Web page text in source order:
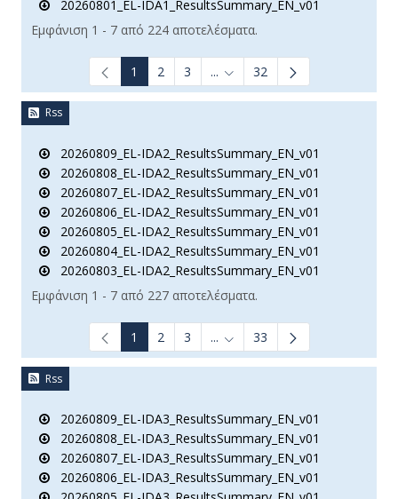
20260801_EL-IDA1_ResultsSummary_EN_v01
Εμφάνιση 1 - 7 από 224 αποτελέσματα.
1 2 3 ... Ενδιάμεσες σελίδες Use
32
Rss
20260809_EL-IDA2_ResultsSummary_EN_v01
20260808_EL-IDA2_ResultsSummary_EN_v01
20260807_EL-IDA2_ResultsSummary_EN_v01
20260806_EL-IDA2_ResultsSummary_EN_v01
20260805_EL-IDA2_ResultsSummary_EN_v01
20260804_EL-IDA2_ResultsSummary_EN_v01
20260803_EL-IDA2_ResultsSummary_EN_v01
Εμφάνιση 1 - 7 από 227 αποτελέσματα.
1 2 3 ... Ενδιάμεσες σελίδες Use
33
Rss
20260809_EL-IDA3_ResultsSummary_EN_v01
20260808_EL-IDA3_ResultsSummary_EN_v01
20260807_EL-IDA3_ResultsSummary_EN_v01
20260806_EL-IDA3_ResultsSummary_EN_v01